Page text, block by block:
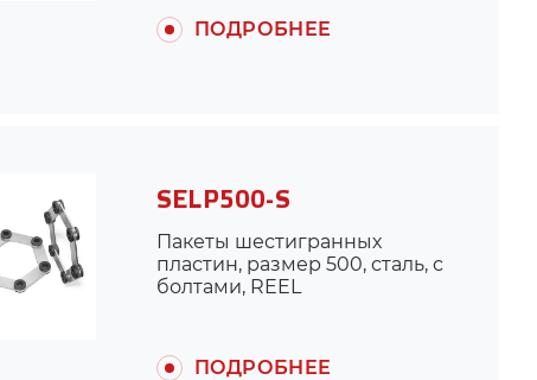
ПОДРОБНЕЕ
SELP500-S
Пакеты шестигранных
пластин, размер 500, сталь, с
болтами, REEL
ПОДРОБНЕЕ